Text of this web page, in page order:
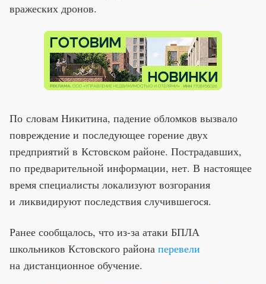
вражеских дронов.
По словам Никитина, падение обломков вызвало
повреждение и последующее горение двух
предприятий в Кстовском районе. Пострадавших,
по предварительной информации, нет. В настоящее
время специалисты локализуют возгорания
и ликвидируют последствия случившегося.
Ранее сообщалось, что из-за атаки БПЛА
школьников Кстовского района перевели
на дистанционное обучение.